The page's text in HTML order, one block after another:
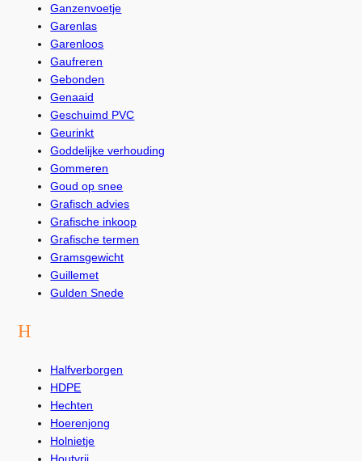
Ganzenvoetje
Garenlas
Garenloos
Gaufreren
Gebonden
Genaaid
Geschuimd PVC
Geurinkt
Goddelijke verhouding
Gommeren
Goud op snee
Grafisch advies
Grafische inkoop
Grafische termen
Gramsgewicht
Guillemet
Gulden Snede
H
Halfverborgen
HDPE
Hechten
Hoerenjong
Holnietje